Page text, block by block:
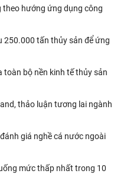
theo hướng ứng dụng công
250.000 tấn thủy sản để ứng
toàn bộ nền kinh tế thủy sản
thảo luận tương lai ngành
giá nghề cá nước ngoài
mức thấp nhất trong 10